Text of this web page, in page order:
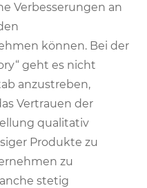
Verbesserungen an
können. Bei der
geht es nicht
anzustreben,
Vertrauen der
qualitativ
Produkte zu
zu
stetig